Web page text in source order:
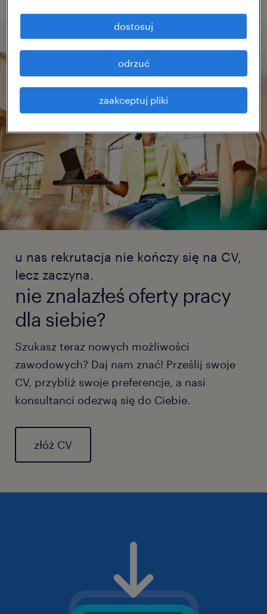
u nas rekrutacja nie kończy się na CV,
lecz zaczyna.
nie znalazłeś oferty pracy
dla siebie?
Szukasz teraz nowych możliwości
zawodowych? Daj nam znać! Prześlij swoje
CV, przybliż swoje preferencje, a nasi
konsultanci odezwą się do Ciebie.
złóż CV
zaakceptuj pliki
odrzuć
dostosuj